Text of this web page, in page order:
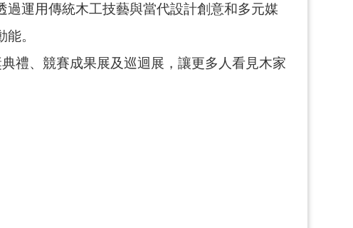
運用傳統木工技藝與當代設計創意和多元媒
。
禮、競賽成果展及巡迴展，讓更多人看見木家